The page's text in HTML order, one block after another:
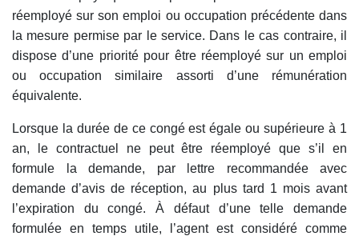
réemployé sur son emploi ou occupation précédente dans
la mesure permise par le service. Dans le cas contraire, il
dispose d’une priorité pour être réemployé sur un emploi
ou occupation similaire assorti d’une rémunération
équivalente.
Lorsque la durée de ce congé est égale ou supérieure à 1
an, le contractuel ne peut être réemployé que s’il en
formule la demande, par lettre recommandée avec
demande d’avis de réception, au plus tard 1 mois avant
l’expiration du congé. À défaut d’une telle demande
formulée en temps utile, l’agent est considéré comme